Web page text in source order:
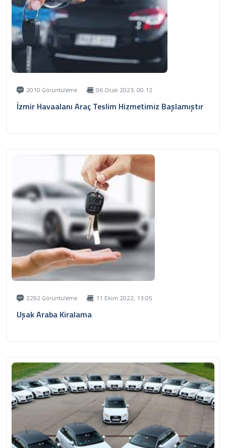
1 2019 Sedan
2.000 / Günlük
Citroen C-Elysee
200km Dizel Manuel
2021 Sedan
₺1.000/ Günlük
Renault Taliant
2010 Görüntüleme 06 Ocak 2023, 00:12
İzmir Havaalanı Araç Teslim Hizmetimiz Başlamıştır
2292 Görüntüleme 11 Ekim 2022, 13:05
Uşak Araba Kiralama